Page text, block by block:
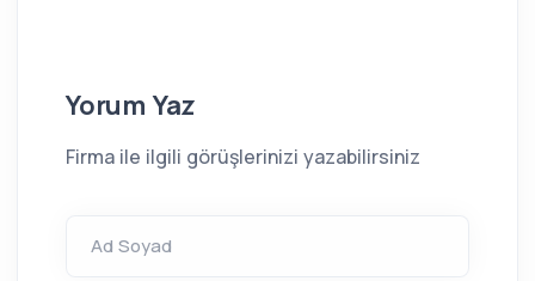
Yorum Yaz
Firma ile ilgili görüşlerinizi yazabilirsiniz
Ad Soyad